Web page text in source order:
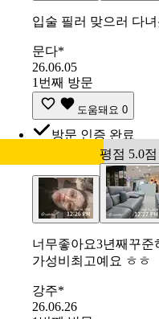
입술 필러 맞으러 다
문다*
26.06.05
1번째 방문
도움돼요 0
방문 인증 완료
평점 5.0
너무좋아요3년째꾸
가성비최고예요 ㅎㅎ
강주*
26.06.26